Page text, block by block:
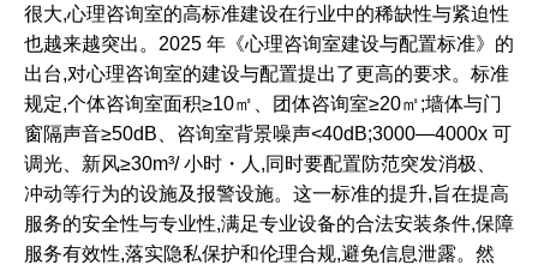
很大,心理咨询室的高标准建设在行业中的稀缺性与紧迫性
也越来越突出。2025 年《心理咨询室建设与配置标准》的
出台,对心理咨询室的建设与配置提出了更高的要求。标准
规定,个体咨询室面积≥10㎡、团体咨询室≥20㎡;墙体与门
窗隔声音≥50dB、咨询室背景噪声<40dB;3000—4000x 可
调光、新风≥30m³/ 小时・人,同时要配置防范突发消极、
冲动等行为的设施及报警设施。这一标准的提升,旨在提高
服务的安全性与专业性,满足专业设备的合法安装条件,保障
服务有效性,落实隐私保护和伦理合规,避免信息泄露。然